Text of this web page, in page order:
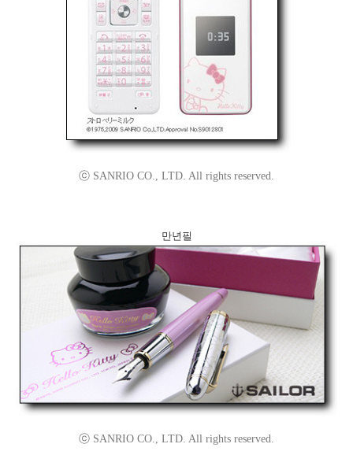
ⓒ SANRIO CO., LTD. All rights reserved.
만년필
ⓒ SANRIO CO., LTD. All rights reserved.